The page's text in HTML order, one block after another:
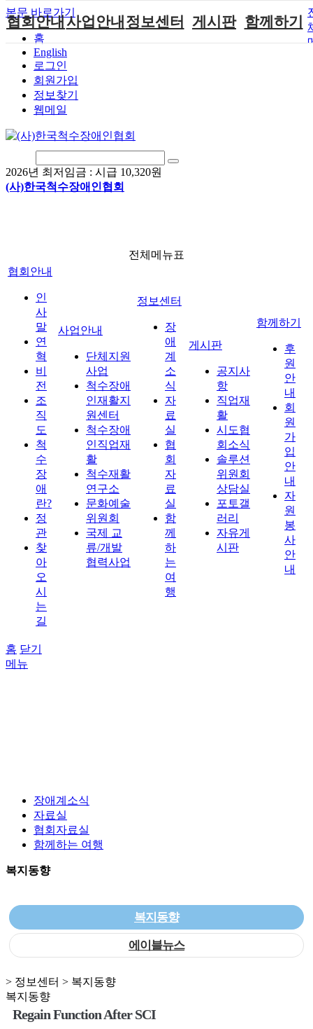
본문 바로가기
홈
English
로그인
회원가입
정보찾기
웹메일
2026년 최저임금 : 시급 10,320원
(사)한국척수장애인협회
협회안내
인사말
연혁
비전
조직도
척수장애란?
찾아오시는길
사업안내
단체지원사업
척수장애인재
활지원센터
척수장애인직
문화예술위원
회
정보센터 게시판 함께하기
전체메뉴표
협회안내
인
사
말
연
혁
비
전
조
직
도
척
수
장
애
란?
정
관
찾
아
오
시
는
길
사업안내
단체지원
사업
척수장애
인재활지
원센터
척수장애
인직업재
활
척수재활
연구소
문화예술
위원회
국제 교
류/개발
협력사업
정보센터
장
애
계
소
식
자
료
실
협
회
자
료
실
함
께
하
는
여
행
게시판
공지사
항
직업재
활
시도협
회소식
솔루션
위원회
상담실
포토갤
러리
자유게
시판
함께하기
후
원
안
내
회
원
가
입
안
내
자
원
봉
사
안
내
홈 닫기
메뉴
장애계소식
자료실
협회자료실
함께하는 여행
복지동향
복지동향
에이블뉴스
> 정보센터 > 복지동향
복지동향
Regain Function After SCI